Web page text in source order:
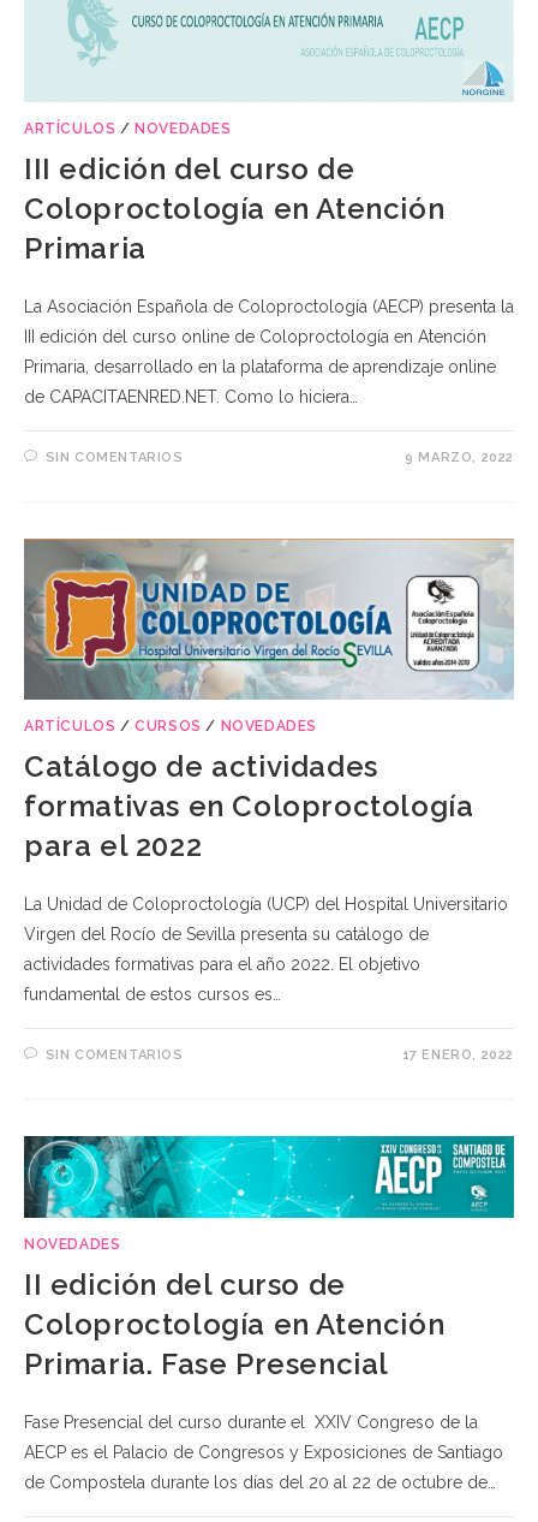
ARTÍCULOS /NOVEDADES
III edición del curso de
Coloproctología en Atención
Primaria
La Asociación Española de Coloproctología (AECP) presenta la
III edición del curso online de Coloproctología en Atención
Primaria, desarrollado en la plataforma de aprendizaje online
de CAPACITAENRED.NET. Como lo hiciera…
SIN COMENTARIOS 9 MARZO, 2022
ARTÍCULOS /CURSOS / NOVEDADES
Catálogo de actividades
formativas en Coloproctología
para el 2022
La Unidad de Coloproctología (UCP) del Hospital Universitario
Virgen del Rocío de Sevilla presenta su catálogo de
actividades formativas para el año 2022. El objetivo
fundamental de estos cursos es…
SIN COMENTARIOS 17 ENERO, 2022
NOVEDADES
II edición del curso de
Coloproctología en Atención
Primaria. Fase Presencial
Fase Presencial del curso durante el XXIV Congreso de la
AECP es el Palacio de Congresos y Exposiciones de Santiago
de Compostela durante los días del 20 al 22 de octubre de…